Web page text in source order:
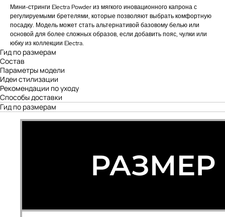
Мини-стринги Electra Powder из мягкого иновационного капрона с
регулируемыми бретелями, которые позволяют выбрать комфортную
посадку. Модель может стать альтернативой базовому белью или
основой для более сложных образов, если добавить пояс, чулки или
юбку из коллекции Electra.
Гид по размерам
Состав
Параметры модели
Идеи стилизации
Рекомендации по уходу
Способы доставки
Гид по размерам